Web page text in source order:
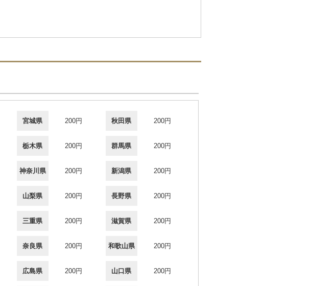
宮城県 200円 秋田県 200円
栃木県 200円 群馬県 200円
神奈川県 200円 新潟県 200円
山梨県 200円 長野県 200円
三重県 200円 滋賀県 200円
奈良県 200円 和歌山県 200円
広島県 200円 山口県 200円